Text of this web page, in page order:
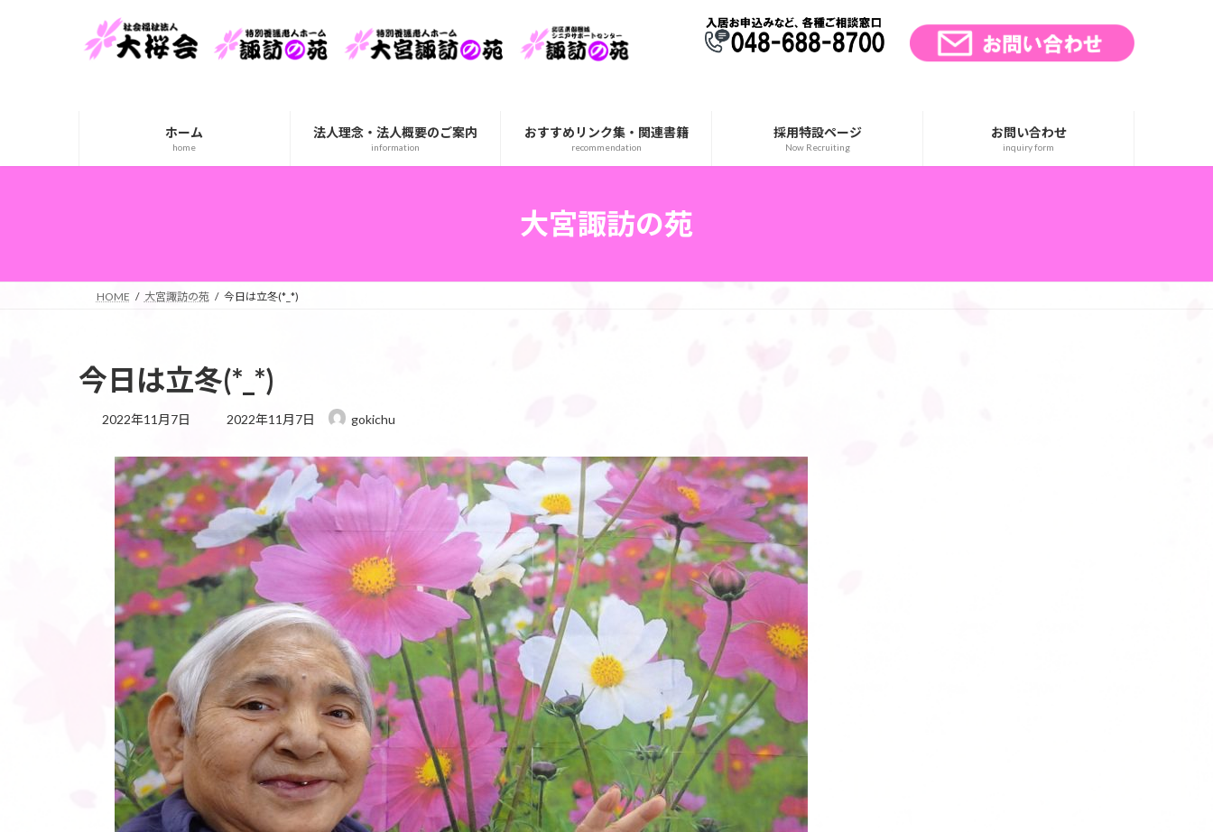
キ
に
ホーム
home
法人理念・法人概要のご案内
information
おすすめリンク集・関連書籍
recommendation
採用特設ページ
Now Recruiting
お問い合わせ
inquiry form
大宮諏訪の苑
HOME 大宮諏訪の苑 今日は立冬(*_*)
今日は立冬(*_*)
2022年11月7日
最
新
日
時
2022年11月7日 gokichu